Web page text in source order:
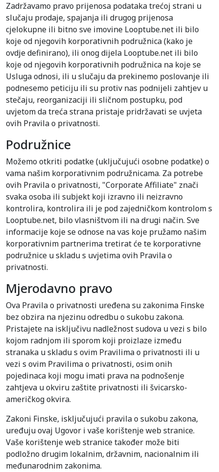
Zadržavamo pravo prijenosa podataka trećoj strani u
slučaju prodaje, spajanja ili drugog prijenosa
cjelokupne ili bitno sve imovine Looptube.net ili bilo
koje od njegovih korporativnih podružnica (kako je
ovdje definirano), ili onog dijela Looptube.net ili bilo
koje od njegovih korporativnih podružnica na koje se
Usluga odnosi, ili u slučaju da prekinemo poslovanje ili
podnesemo peticiju ili su protiv nas podnijeli zahtjev u
stečaju, reorganizaciji ili sličnom postupku, pod
uvjetom da treća strana pristaje pridržavati se uvjeta
ovih Pravila o privatnosti.
Podružnice
Možemo otkriti podatke (uključujući osobne podatke) o
vama našim korporativnim podružnicama. Za potrebe
ovih Pravila o privatnosti, "Corporate Affiliate" znači
svaka osoba ili subjekt koji izravno ili neizravno
kontrolira, kontrolira ili je pod zajedničkom kontrolom s
Looptube.net, bilo vlasništvom ili na drugi način. Sve
informacije koje se odnose na vas koje pružamo našim
korporativnim partnerima tretirat će te korporativne
podružnice u skladu s uvjetima ovih Pravila o
privatnosti.
Mjerodavno pravo
Ova Pravila o privatnosti uređena su zakonima Finske
bez obzira na njezinu odredbu o sukobu zakona.
Pristajete na isključivu nadležnost sudova u vezi s bilo
kojom radnjom ili sporom koji proizlaze između
stranaka u skladu s ovim Pravilima o privatnosti ili u
vezi s ovim Pravilima o privatnosti, osim onih
pojedinaca koji mogu imati prava na podnošenje
zahtjeva u okviru zaštite privatnosti ili švicarsko-
američkog okvira.
Zakoni Finske, isključujući pravila o sukobu zakona,
uređuju ovaj Ugovor i vaše korištenje web stranice.
Vaše korištenje web stranice također može biti
podložno drugim lokalnim, državnim, nacionalnim ili
međunarodnim zakonima.